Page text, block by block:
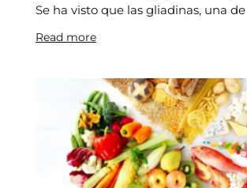
Se ha visto que las gliadinas, una de
Read more